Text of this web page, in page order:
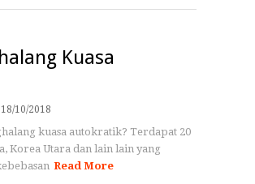
Kuasa
18/10/2018
kuasa autokratik? Terdapat 20
Korea Utara dan lain lain yang
Read More